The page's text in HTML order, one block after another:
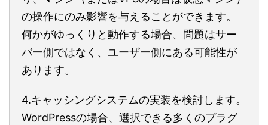
の操作にのみ影響を与えることができます。
何かがゆっくりと動作する場合、問題はサー
バー側ではなく、ユーザー側にある可能性が
あります。
4.キャッシングシステムの実装を検討します。
WordPressの場合、選択できる多くのプラグ